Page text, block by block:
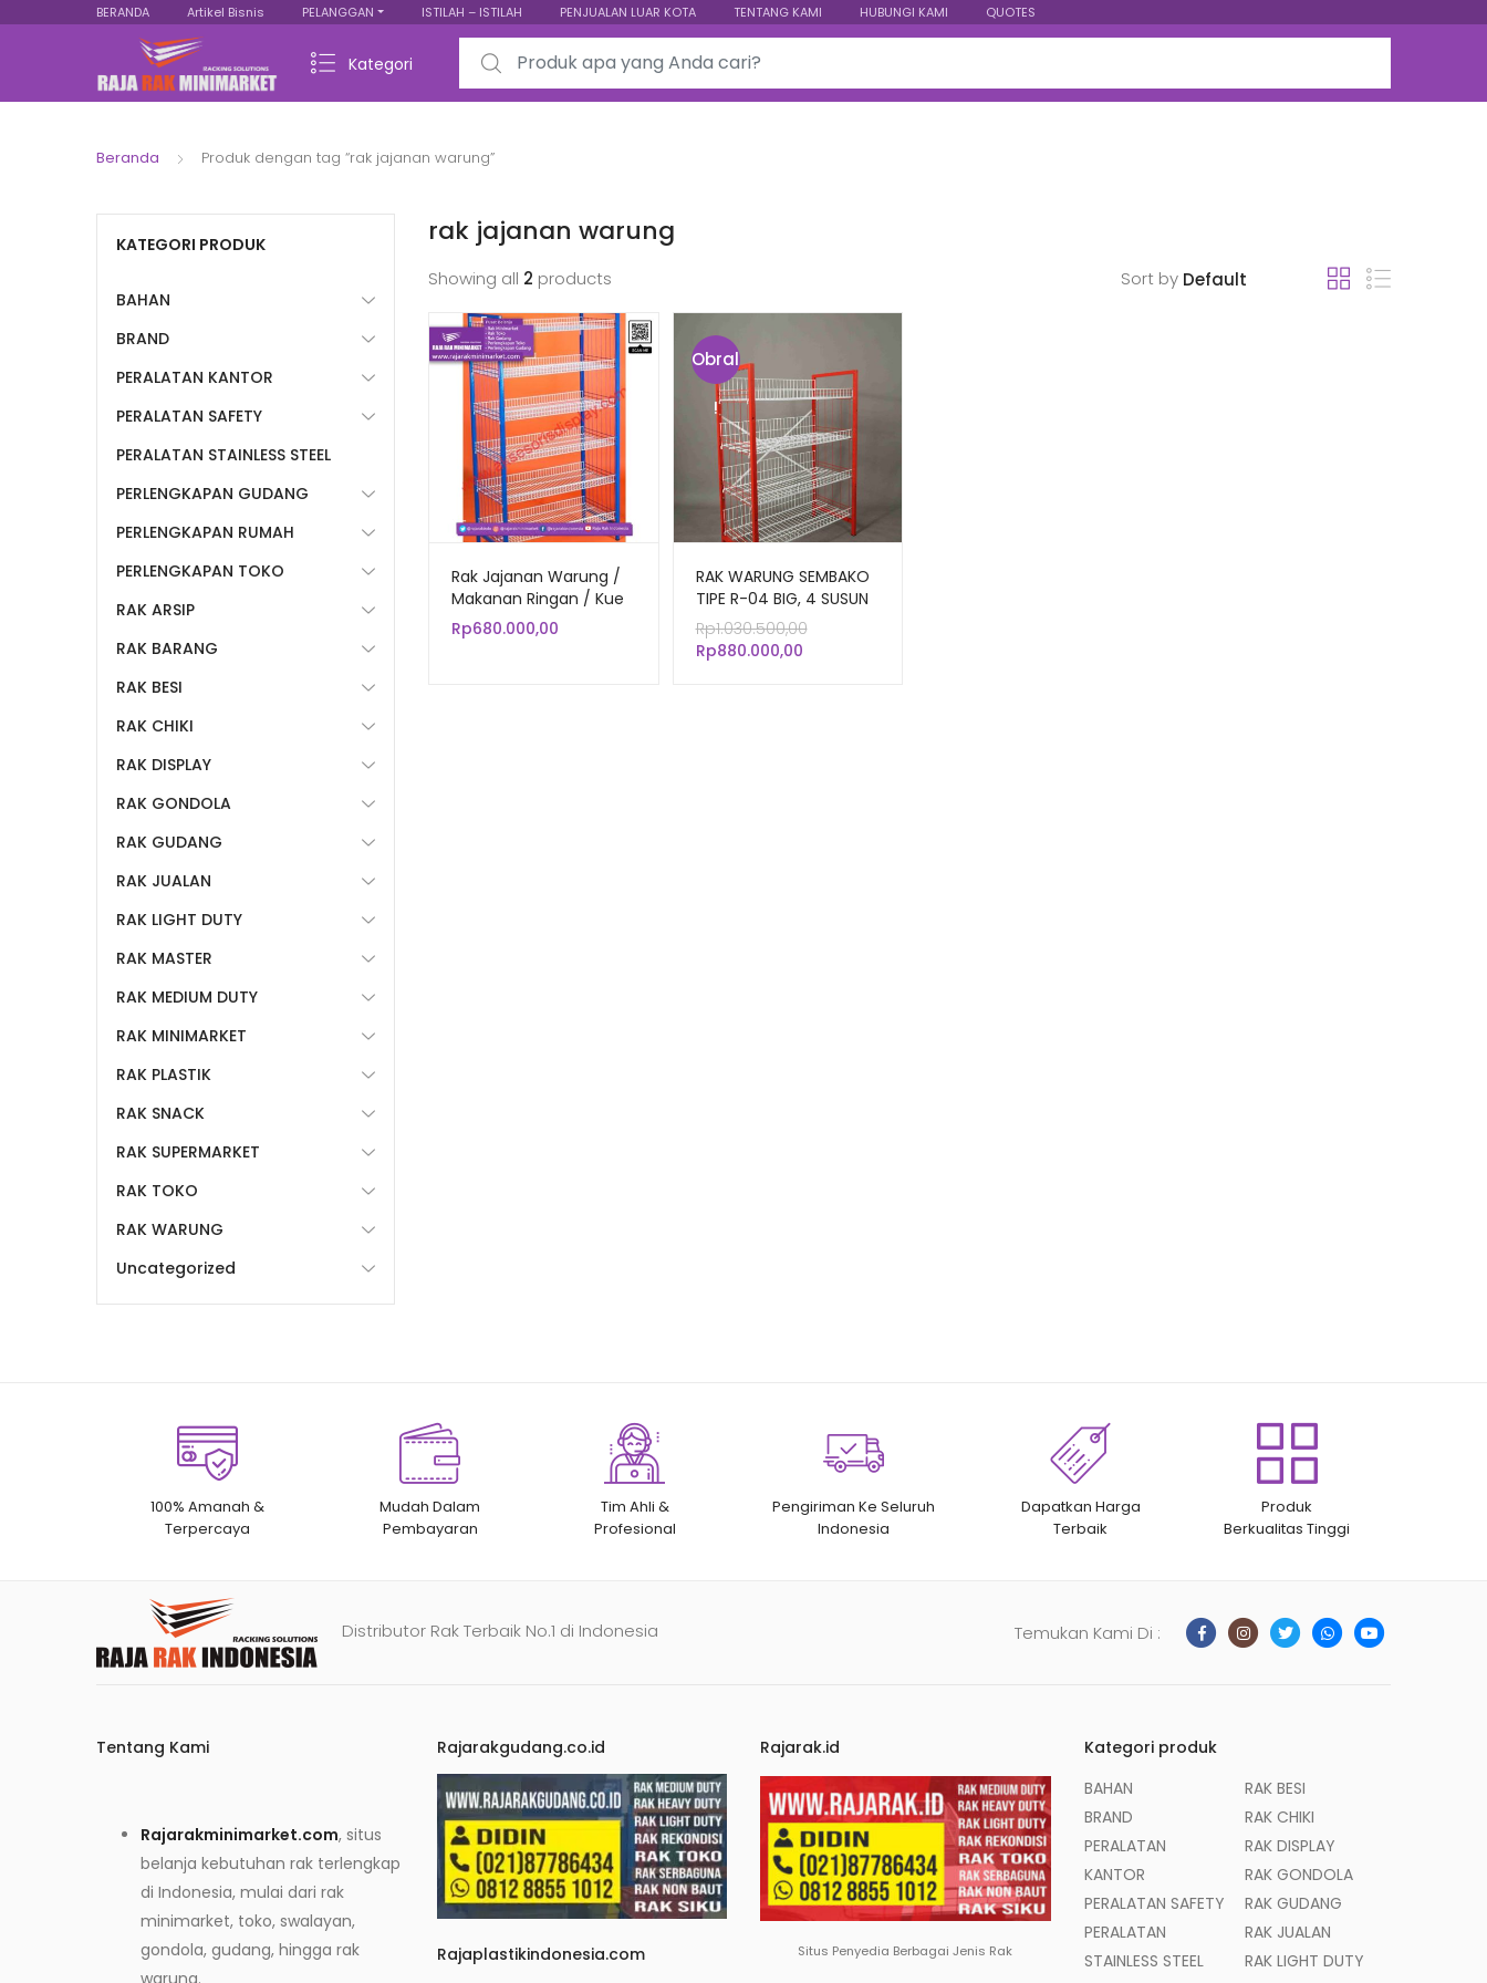
BERANDA Artikel Bisnis PELANGGAN ISTILAH – ISTILAH PENJUALAN LUAR KOTA TENTANG KAMI HUBUNGI KAMI QUOTES
Kategori
Search for:
Beranda Produk dengan tag “rak jajanan warung”
rak jajanan warung
Showing all 2 products Sort by
Rak Jajanan Warung /
Makanan Ringan / Kue
Susun Tipe L-80
Rp680.000,00
Obral
!
RAK WARUNG SEMBAKO
TIPE R-04 BIG, 4 SUSUN
KERANJANG
Rp1.030.500,00
Rp880.000,00Harga
KATEGORI PRODUK
BAHAN
BRAND
PERALATAN KANTOR
PERALATAN SAFETY
PERALATAN STAINLESS STEEL
PERLENGKAPAN GUDANG
PERLENGKAPAN RUMAH
PERLENGKAPAN TOKO
RAK ARSIP
RAK BARANG
RAK BESI
RAK CHIKI
RAK DISPLAY
RAK GONDOLA
RAK GUDANG
RAK JUALAN
RAK LIGHT DUTY
RAK MASTER
RAK MEDIUM DUTY
RAK MINIMARKET
RAK PLASTIK
RAK SNACK
RAK SUPERMARKET
RAK TOKO
RAK WARUNG
Uncategorized
100% Amanah &
Terpercaya
Mudah Dalam
Pembayaran
Tim Ahli &
Profesional
Pengiriman Ke Seluruh
Indonesia
Dapatkan Harga
Terbaik
Produk
Berkualitas Tinggi
Distributor Rak Terbaik No.1 di Indonesia Temukan Kami Di :
Tentang Kami
Rajarakminimarket.com, situs
belanja kebutuhan rak terlengkap
di Indonesia, mulai dari rak
minimarket, toko, swalayan,
gondola, gudang, hingga rak
warung.
Rajarakgudang.co.id
Rajaplastikindonesia.com
Rajarak.id
Situs Penyedia Berbagai Jenis Rak
Kategori produk
BAHAN
BRAND
PERALATAN
KANTOR
PERALATAN SAFETY
PERALATAN
STAINLESS STEEL
RAK BESI
RAK CHIKI
RAK DISPLAY
RAK GONDOLA
RAK GUDANG
RAK JUALAN
RAK LIGHT DUTY